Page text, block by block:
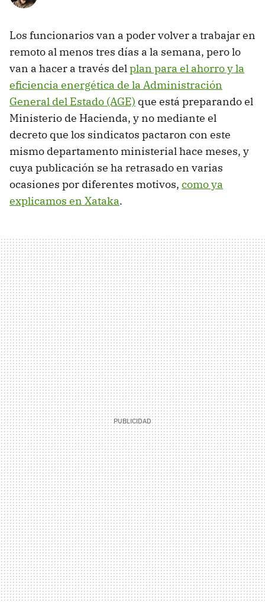
Los funcionarios van a poder volver a trabajar en
remoto al menos tres días a la semana, pero lo
van a hacer a través delplan para el ahorro y la
eficiencia energética de la Administración
General del Estado (AGE) que está preparando el
Ministerio de Hacienda, y no mediante el
decreto que los sindicatos pactaron con este
mismo departamento ministerial hace meses, y
cuya publicación se ha retrasado en varias
ocasiones por diferentes motivos, como ya
explicamos en Xataka.